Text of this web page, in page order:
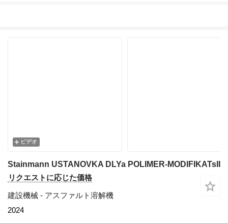
ビデオ
Stainmann USTANOVKA DLYa POLIMER-MODIFIKATsII
リクエストに応じた価格
建設機械 - アスファルト溶解機
2024